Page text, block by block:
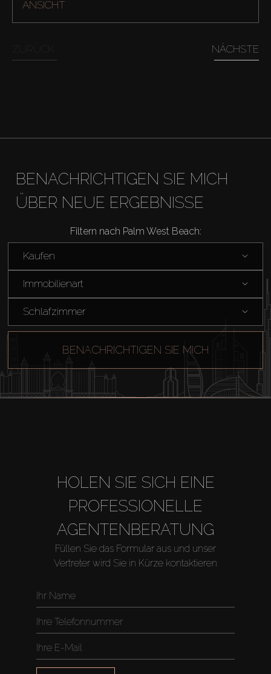
Off-Plan
ANSICHT
NÄCHSTE
BENACHRICHTIGEN SIE MICH
ÜBER NEUE ERGEBNISSE
Filtern nach Palm West Beach:
Kaufen
Immobilienart
Schlafzimmer
BENACHRICHTIGEN SIE MICH
HOLEN SIE SICH EINE
PROFESSIONELLE
AGENTENBERATUNG
Füllen Sie das Formular aus und unser
Vertreter wird Sie in Kürze kontaktieren